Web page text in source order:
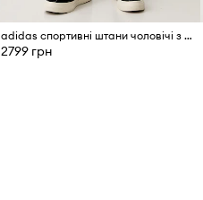
adidas спортивні штани чоловічі з бавовною Feelcozy
2799 грн